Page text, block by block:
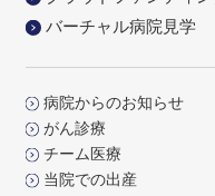
バーチャル病院見学
病院からのお知らせ
がん診療
チーム医療
当院での出産